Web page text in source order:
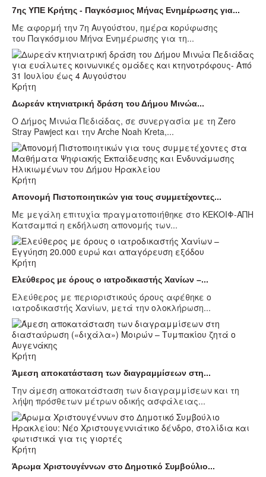
7ης ΥΠΕ Κρήτης - Παγκόσμιος Μήνας Ενημέρωσης για...
Με αφορμή την 7η Αυγούστου, ημέρα κορύφωσης
του Παγκόσμιου Μήνα Ενημέρωσης για τη...
Κρήτη
Δωρεάν κτηνιατρική δράση του Δήμου Μινώα...
Ο Δήμος Μινώα Πεδιάδας, σε συνεργασία με τη Zero
Stray Pawject και την Arche Noah Kreta,...
Κρήτη
Απονομή Πιστοποιητικών για τους συμμετέχοντες...
Με μεγάλη επιτυχία πραγματοποιήθηκε στο ΚΕΚΟΙΦ-ΑΠΗ
Κατσαμπά η εκδήλωση απονομής των...
Κρήτη
Ελεύθερος με όρους ο ιατροδικαστής Χανίων –...
Ελεύθερος με περιοριστικούς όρους αφέθηκε ο
ιατροδικαστής Χανίων, μετά την ολοκλήρωση...
Κρήτη
Άμεση αποκατάσταση των διαγραμμίσεων στη...
Την άμεση αποκατάσταση των διαγραμμίσεων και τη
λήψη πρόσθετων μέτρων οδικής ασφάλειας...
Κρήτη
Άρωμα Χριστουγέννων στο Δημοτικό Συμβούλιο...